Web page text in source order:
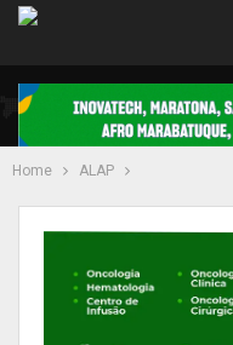
Home ALAP